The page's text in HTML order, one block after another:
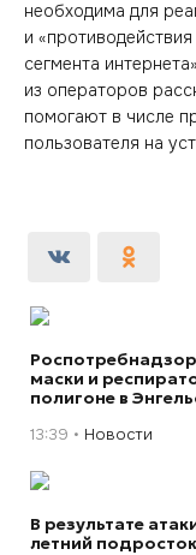
необходима для
и
сегмента
из операторов
помогают в числе
пользователя на
маски и
полигоне в
13:39 Новости
В результате
летний подросток